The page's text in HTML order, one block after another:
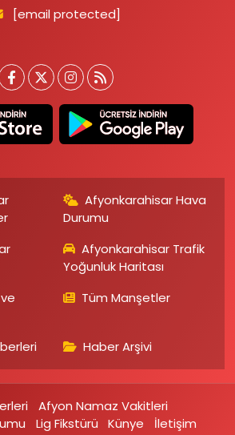
[email protected]
Afyonkarahisar Hava
Durumu
Afyonkarahisar Trafik
Yoğunluk Haritası
Tüm Manşetler
Haber Arşivi
Afyon Namaz Vakitleri
Lig Fikstürü Künye
İletişim